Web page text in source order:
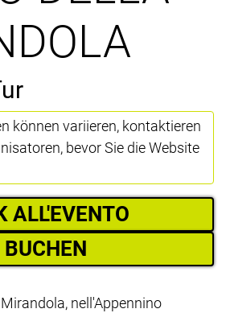
können variieren, kontaktieren
bevor Sie die Website
ALL'EVENTO
BUCHEN
nell'Appennino